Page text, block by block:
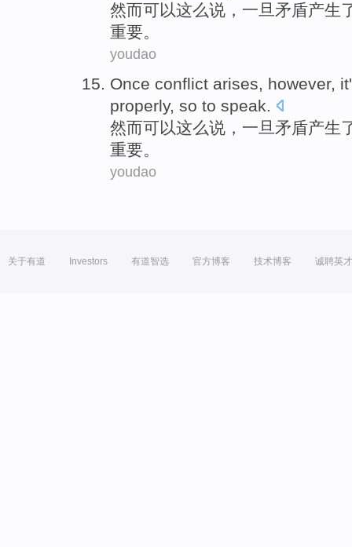
然而可以这么说， 一旦 矛盾产生
重要。
youdao
Once conflict arises, however,
properly, so to speak.
然而可以这么说， 一旦 矛盾产生
重要。
youdao
关于有道 Investors 有道智选 官方博客 技术博客 诚聘英才